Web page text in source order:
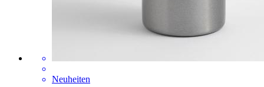
Neuheiten